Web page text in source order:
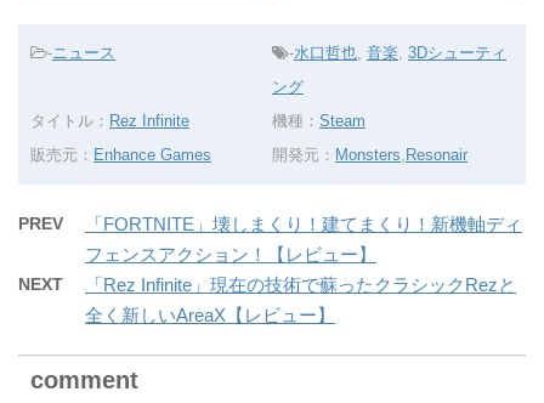
-ニュース -水口哲也 音楽 3Dシューティ
ング
タイトル： Rez Infinite 機種： Steam
販売元： Enhance Games 開発元： Monsters Resonair
PREV
「FORTNITE」壊しまくり！建てまくり！新機軸ディ
フェンスアクション！【レビュー】
NEXT
「Rez Infinite」現在の技術で蘇ったクラシックRezと
全く新しいAreaX【レビュー】
comment